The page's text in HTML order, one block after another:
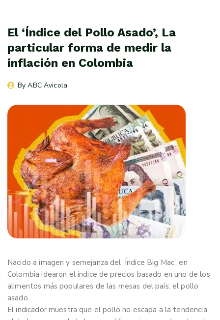
El ‘Índice del Pollo Asado’, La
particular forma de medir la
inflación en Colombia
By ABC Avicola
Nacido a imagen y semejanza del ‘Índice Big Mac’, en
Colombia idearon el índice de precios basado en uno de los
alimentos más populares de las mesas del país: el pollo
asado.
El indicador muestra que el pollo no escapa a la tendencia